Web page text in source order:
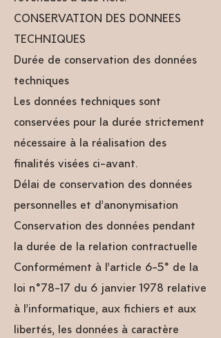
CONSERVATION DES DONNEES
TECHNIQUES
Durée de conservation des données
techniques
Les données techniques sont
conservées pour la durée strictement
nécessaire à la réalisation des
finalités visées ci-avant.
Délai de conservation des données
personnelles et d’anonymisation
Conservation des données pendant
la durée de la relation contractuelle
Conformément à l’article 6-5° de la
loi n°78-17 du 6 janvier 1978 relative
à l’informatique, aux fichiers et aux
libertés, les données à caractère